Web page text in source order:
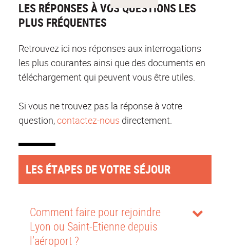
LES RÉPONSES À VOS QUESTIONS LES
PLUS FRÉQUENTES
Retrouvez ici nos réponses aux interrogations
les plus courantes ainsi que des documents en
téléchargement qui peuvent vous être utiles.
Si vous ne trouvez pas la réponse à votre
question,contactez-nous directement.
LES ÉTAPES DE VOTRE SÉJOUR
Comment faire pour rejoindre
Lyon ou Saint-Etienne depuis
l’aéroport ?